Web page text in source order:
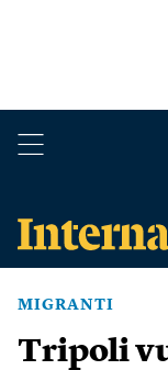
MIGRANTI
Tripoli